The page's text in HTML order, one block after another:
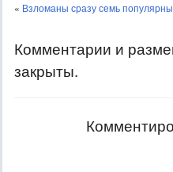
« Взломаны сразу семь
Комментарии и
закрыты.